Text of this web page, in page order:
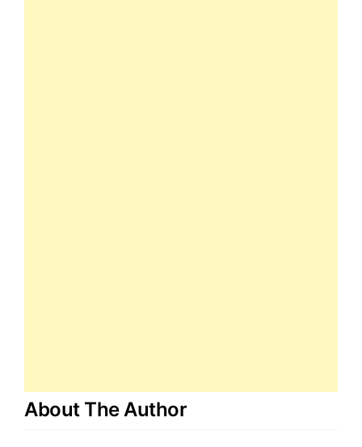
About The Author